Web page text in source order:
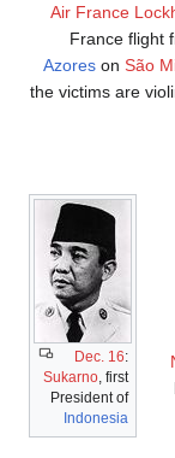
France flight
Azores onSão
the victims are
Dec. 16:
Sukarno, first
President of
Indonesia